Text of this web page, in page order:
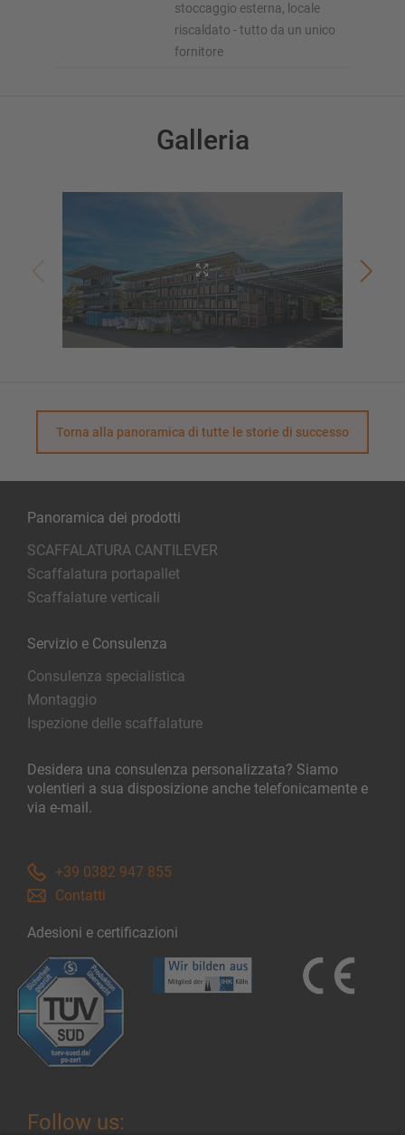
stoccaggio esterna, locale
riscaldato - tutto da un unico
fornitore
Galleria
Torna alla panoramica di tutte le storie di successo
Panoramica dei prodotti
SCAFFALATURA CANTILEVER
Scaffalatura portapallet
Scaffalature verticali
Servizio e Consulenza
Consulenza specialistica
Montaggio
Ispezione delle scaffalature
Desidera una consulenza personalizzata? Siamo
volentieri a sua disposizione anche telefonicamente e
via e-mail.
+39 0382 947 855
Contatti
Adesioni e certificazioni
Follow us: